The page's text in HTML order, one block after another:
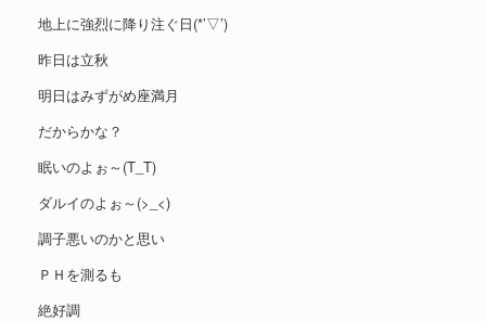
地上に強烈に降り注ぐ日(*’▽’)
昨日は立秋
明日はみずがめ座満月
だからかな？
眠いのよぉ～(T_T)
ダルイのよぉ～(>_<)
調子悪いのかと思い
ＰＨを測るも
絶好調